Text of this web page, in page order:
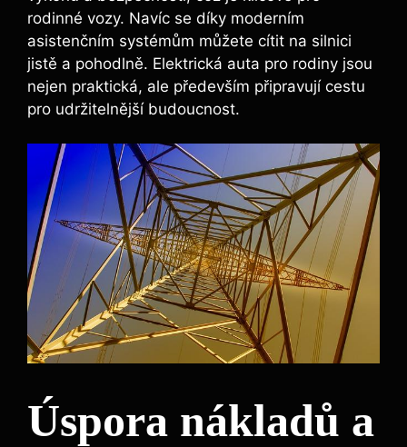
rodinné vozy. Navíc se díky moderním
asistenčním systémům můžete cítit na silnici
jistě a pohodlně. Elektrická auta pro rodiny jsou
nejen praktická, ale především připravují cestu
pro udržitelnější budoucnost.
Úspora nákladů a